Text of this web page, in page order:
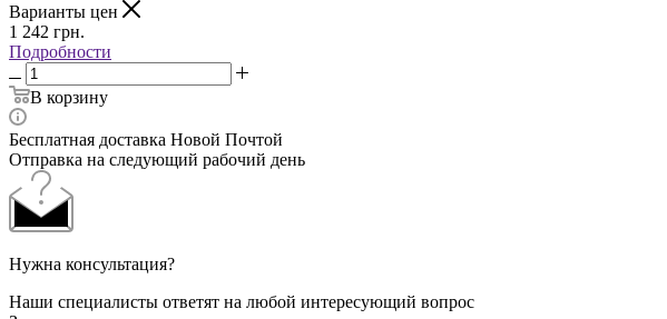
Варианты цен
1 242 грн.
Подробности
В корзину
Бесплатная доставка Новой Почтой
Отправка на следующий рабочий день
Нужна консультация?
Наши специалисты ответят на любой интересующий вопрос